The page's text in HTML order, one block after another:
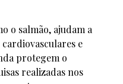
o salmão, ajudam a
e
protegem o
realizadas nos